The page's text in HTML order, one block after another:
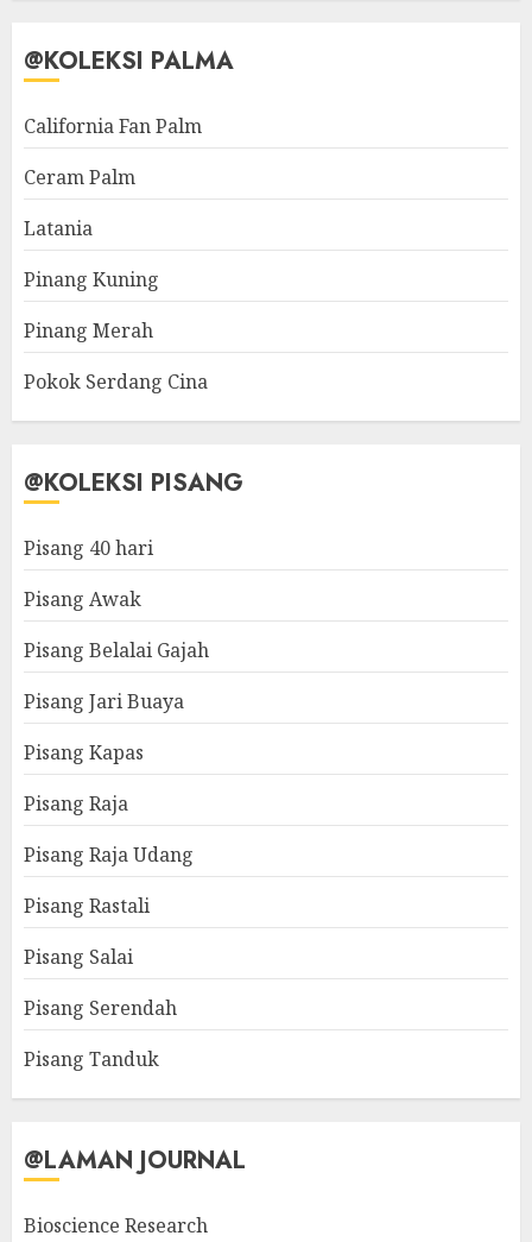
@KOLEKSI PALMA
California Fan Palm
Ceram Palm
Latania
Pinang Kuning
Pinang Merah
Pokok Serdang Cina
@KOLEKSI PISANG
Pisang 40 hari
Pisang Awak
Pisang Belalai Gajah
Pisang Jari Buaya
Pisang Kapas
Pisang Raja
Pisang Raja Udang
Pisang Rastali
Pisang Salai
Pisang Serendah
Pisang Tanduk
@LAMAN JOURNAL
Bioscience Research